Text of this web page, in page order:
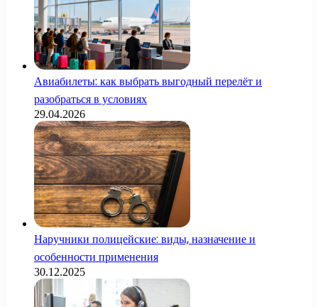
Авиабилеты: как выбрать выгодный перелёт и
разобраться в условиях
29.04.2026
Наручники полицейские: виды, назначение и
особенности применения
30.12.2025